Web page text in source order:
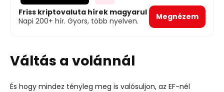
Friss kriptovaluta hírek magyarul
Napi 200+ hír. Gyors, több nyelven.
Megnézem
Váltás a volánnál
És hogy mindez tényleg meg is valósuljon, az EF-nél